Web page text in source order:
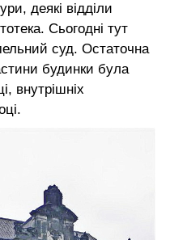
деякі відділи
Сьогодні тут
суд. Остаточна
будинки була
внутрішніх